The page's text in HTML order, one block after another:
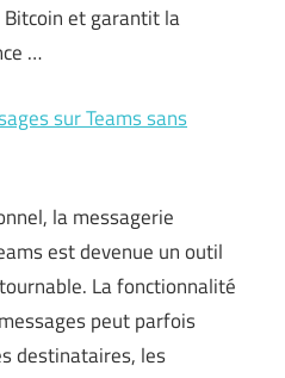
et garantit la
…
sur Teams sans
la messagerie
est devenue un outil
La fonctionnalité
peut parfois
destinataires, les